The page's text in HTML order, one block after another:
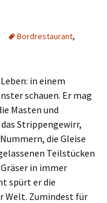
Bordrestaurant,
in einem
schauen. Er mag
Masten und
Strippengewirr,
die Gleise
Teilstücken
in immer
spürt er die
Welt. Zumindest für